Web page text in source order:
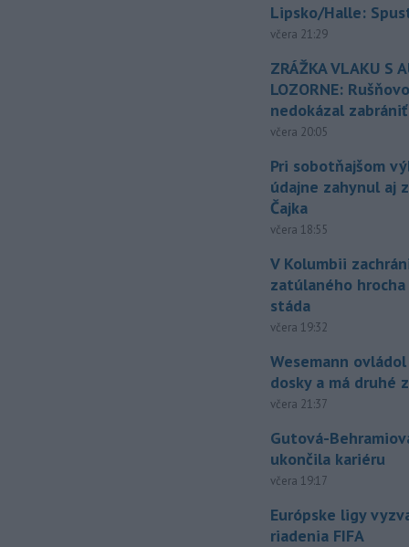
Lipsko/Halle:
včera 21:29
ZRÁŽKA VLAKU S
LOZORNE:
nedokázal zabrániť
včera 20:05
Pri sobotňajšom
údajne zahynul aj
Čajka
včera 18:55
V Kolumbii
zatúlaného hrocha
stáda
včera 19:32
Wesemann
dosky a má druhé
včera 21:37
Gutová-
ukončila kariéru
včera 19:17
Európske ligy
riadenia FIFA